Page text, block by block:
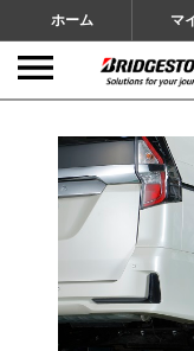
ホーム マ